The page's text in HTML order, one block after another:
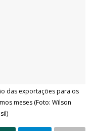
das exportações para os
meses (Foto: Wilson